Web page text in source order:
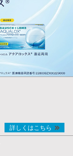
詳しくはこちら